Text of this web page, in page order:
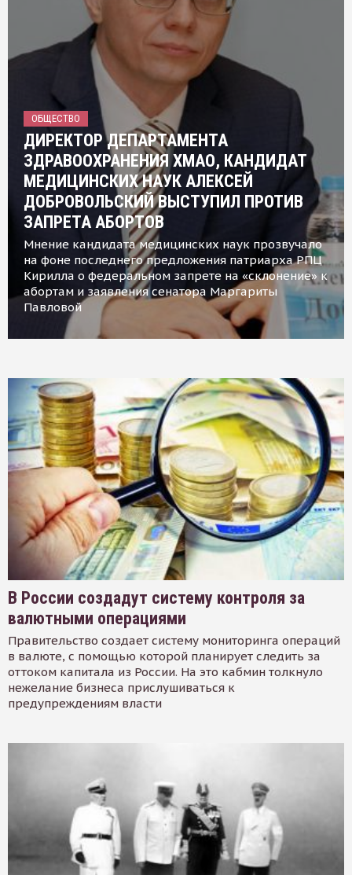
ОБЩЕСТВО
ДИРЕКТОР ДЕПАРТАМЕНТА
ЗДРАВООХРАНЕНИЯ ХМАО, КАНДИДАТ
МЕДИЦИНСКИХ НАУК АЛЕКСЕЙ
ДОБРОВОЛЬСКИЙ ВЫСТУПИЛ ПРОТИВ
ЗАПРЕТА АБОРТОВ
Мнение кандидата медицинских наук прозвучало
на фоне последнего предложения патриарха РПЦ
Кирилла о федеральном запрете на «склонение» к
абортам и заявления сенатора Маргариты
Павловой
В России создадут систему контроля за
валютными операциями
Правительство создает систему мониторинга операций
в валюте, с помощью которой планирует следить за
оттоком капитала из России. На это кабмин толкнуло
нежелание бизнеса прислушиваться к
предупреждениям власти